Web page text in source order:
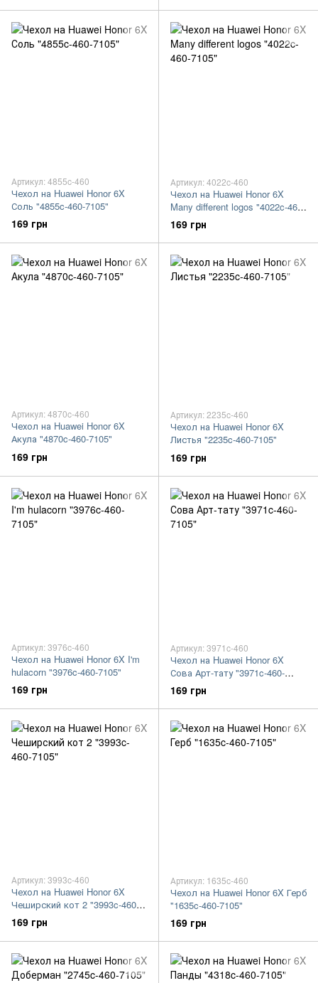
Артикул: 4855c-460
Чехол на Huawei Honor 6X
Соль "4855c-460-7105"
169 грн
Артикул: 4022c-460
Чехол на Huawei Honor 6X
Many different logos "4022c-460-
7105"
169 грн
Артикул: 4870c-460
Чехол на Huawei Honor 6X
Акула "4870c-460-7105"
169 грн
Артикул: 2235c-460
Чехол на Huawei Honor 6X
Листья "2235c-460-7105"
169 грн
Артикул: 3976c-460
Чехол на Huawei Honor 6X I'm
hulacorn "3976c-460-7105"
169 грн
Артикул: 3971c-460
Чехол на Huawei Honor 6X
Сова Арт-тату "3971c-460-
7105"
169 грн
Артикул: 3993c-460
Чехол на Huawei Honor 6X
Чеширский кот 2 "3993c-460-
7105"
169 грн
Артикул: 1635c-460
Чехол на Huawei Honor 6X Герб
"1635c-460-7105"
169 грн